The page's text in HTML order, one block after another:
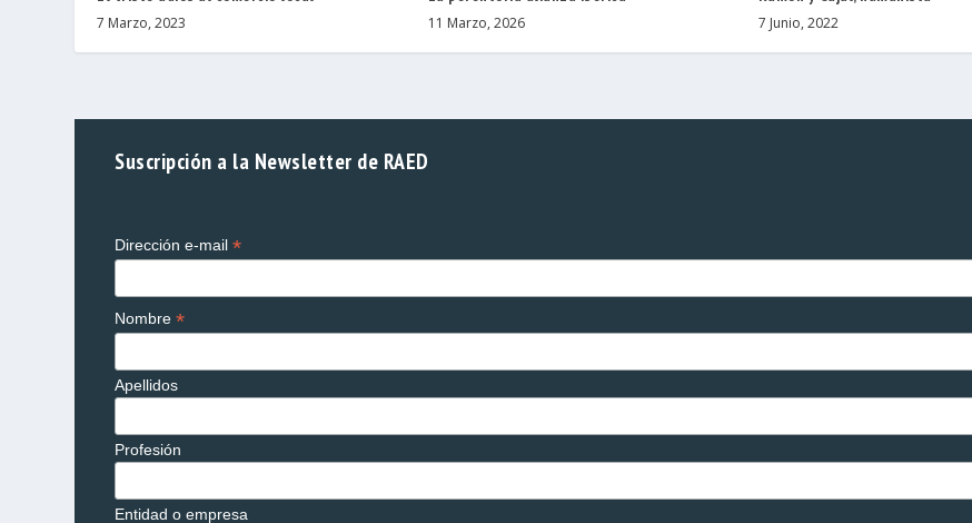
7 Marzo, 2023 11 Marzo, 2026 7 Junio, 2022
Suscripción a la Newsletter de RAED
Dirección e-mail*
Nombre*
Apellidos
Profesión
Entidad o empresa